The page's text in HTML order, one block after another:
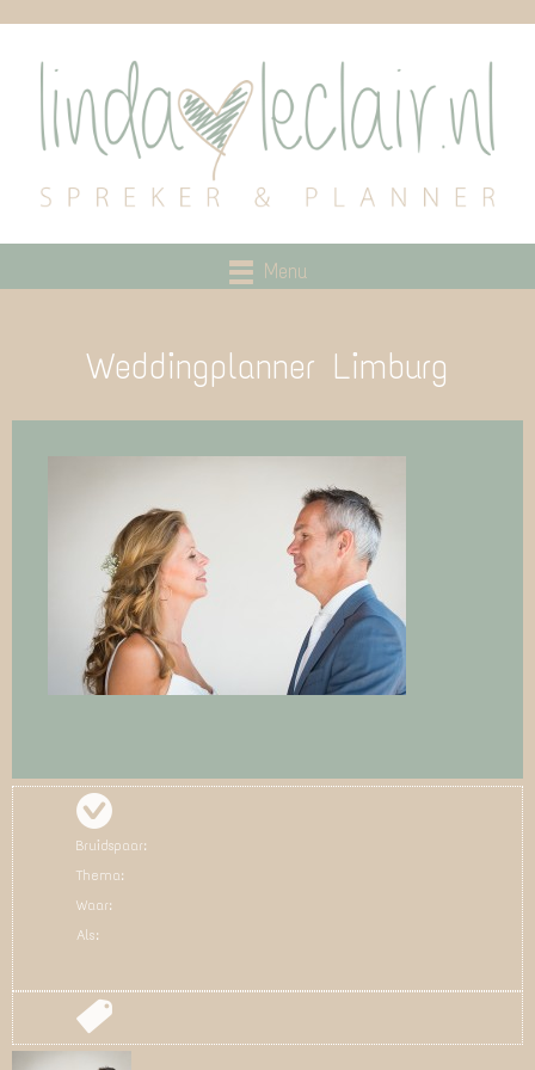
Menu
Weddingplanner Limburg
Bruidspaar:
Thema:
Waar:
Als: